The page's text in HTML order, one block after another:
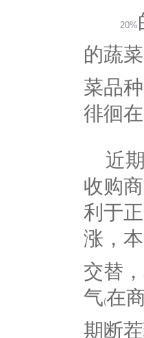
20%
的蔬
菜品
徘徊
近期
收购
利于
涨，
交替
气(在
期断